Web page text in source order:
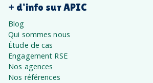
+ d'info sur APIC
Blog
Qui sommes nous
Étude de cas
Engagement RSE
Nos agences
Nos références